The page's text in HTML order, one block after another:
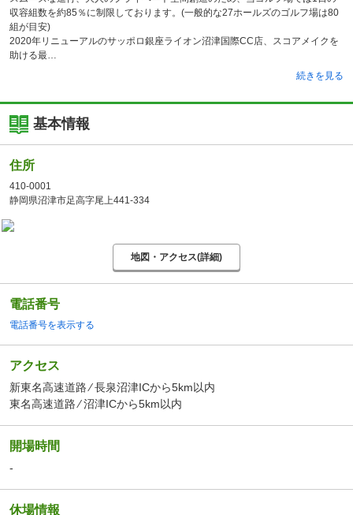
収容組数を約85％に制限しております。(一般的な27ホールズのゴルフ場は80
組が目安)
2020年リニューアルのサッポロ銀座ライオン沼津国際CC店、スコアメイクを
助ける最
続きを見る
基本情報
住所
410-0001
静岡県沼津市足高字尾上441-334
地図・アクセス(詳細)
電話番号
電話番号を表示する
アクセス
新東名高速道路 ⁄ 長泉沼津ICから5km以内
東名高速道路 ⁄ 沼津ICから5km以内
開場時間
-
休場情報